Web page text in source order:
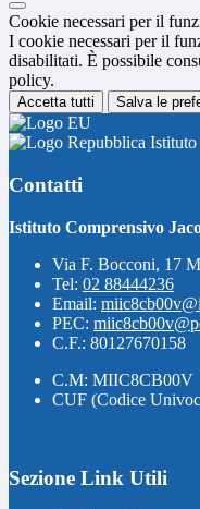
Cookie necessari per il
I cookie necessari per il
disabilitati. È possibile
policy.
Accetta tutti Salva le
Contatti
Istituto Comprensivo
Via F. Bocconi, 17
Tel: 02 88444236
Email:
PEC:
C.F.: 80127670158
C.M: MIIC8CB00V
CUF (Codice
Sezione Link Utili